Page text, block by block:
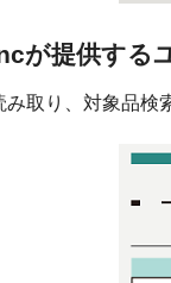
が提供する
み取り、対象品検